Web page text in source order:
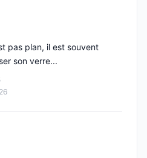
pas plan, il est souvent
son verre...